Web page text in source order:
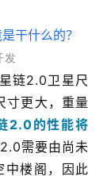
发
链2.0卫星尺
寸更大，重量
2.0的性能将
需要由尚未
中楼阁，因此